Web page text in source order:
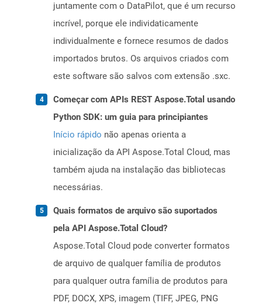
juntamente com o DataPilot, que é um recurso
incrível, porque ele individaticamente
individualmente e fornece resumos de dados
importados brutos. Os arquivos criados com
este software são salvos com extensão .sxc.
Começar com APIs REST Aspose.Total usando
Python SDK: um guia para principiantes
Início rápido não apenas orienta a
inicialização da API Aspose.Total Cloud, mas
também ajuda na instalação das bibliotecas
necessárias.
Quais formatos de arquivo são suportados
pela API Aspose.Total Cloud?
Aspose.Total Cloud pode converter formatos
de arquivo de qualquer família de produtos
para qualquer outra família de produtos para
PDF, DOCX, XPS, imagem (TIFF, JPEG, PNG